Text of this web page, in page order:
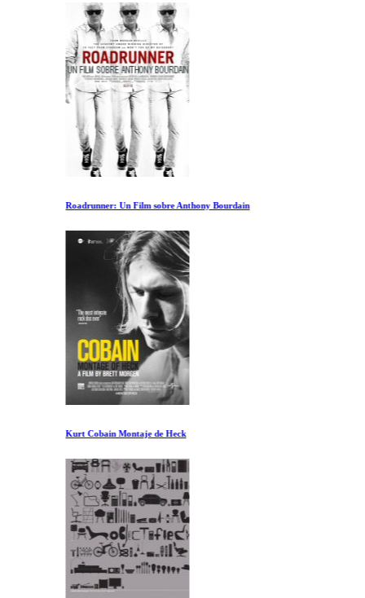
Roadrunner: Un Film sobre Anthony Bourdain
Kurt Cobain Montaje de Heck